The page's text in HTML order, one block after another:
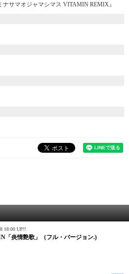
サマオジャマシマス VITAMIN REMIX』
18:00 UP!!
「炎情艶歌」（フル・バージョン.)